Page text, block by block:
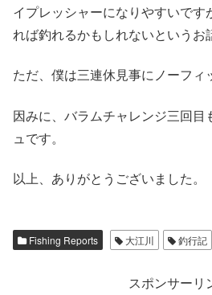
イプレッシャーになりやすいです
れば釣れるかもしれないというお
ただ、僕は三連休見事にノーフ
因みに、バラムチャレンジ三回目
ュです。
以上、ありがとうございました。
Fishing Reports 大江川 釣行記
スポンサーリ